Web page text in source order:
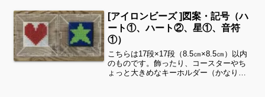
時間がありましたら、他の図案もぜひ覗
いてみてください^ ^乗...
[アイロンビーズ ]図案・記号（ハ
ート①、ハート②、星①、音符
①）
こちらは17段×17段（8.5㎝×8.5㎝）以内
のものです。飾ったり、コースターやち
ょっと大きめなキーホルダー（かなり大